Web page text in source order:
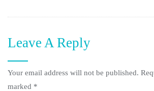
Leave A Reply
Your email address will not be published.
marked *